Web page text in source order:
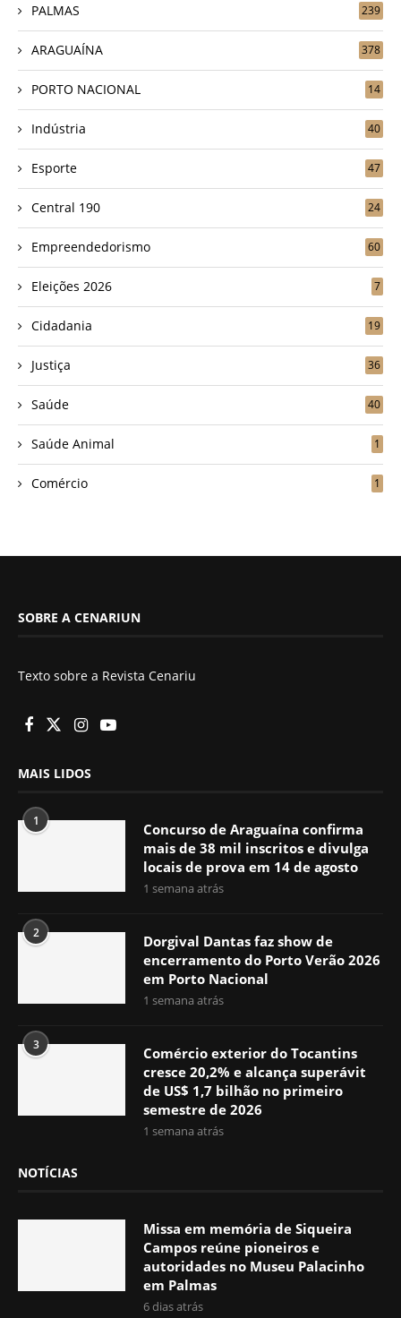
PALMAS 239
ARAGUAÍNA 378
PORTO NACIONAL 14
Indústria 40
Esporte 47
Central 190 24
Empreendedorismo 60
Eleições 2026 7
Cidadania 19
Justiça 36
Saúde 40
Saúde Animal 1
Comércio 1
SOBRE A CENARIUN
Texto sobre a Revista Cenariu
MAIS LIDOS
1
Concurso de Araguaína confirma
mais de 38 mil inscritos e divulga
locais de prova em 14 de agosto
1 semana atrás
2
Dorgival Dantas faz show de
encerramento do Porto Verão 2026
em Porto Nacional
1 semana atrás
3
Comércio exterior do Tocantins
cresce 20,2% e alcança superávit
de US$ 1,7 bilhão no primeiro
semestre de 2026
1 semana atrás
NOTÍCIAS
Missa em memória de Siqueira
Campos reúne pioneiros e
autoridades no Museu Palacinho
em Palmas
6 dias atrás